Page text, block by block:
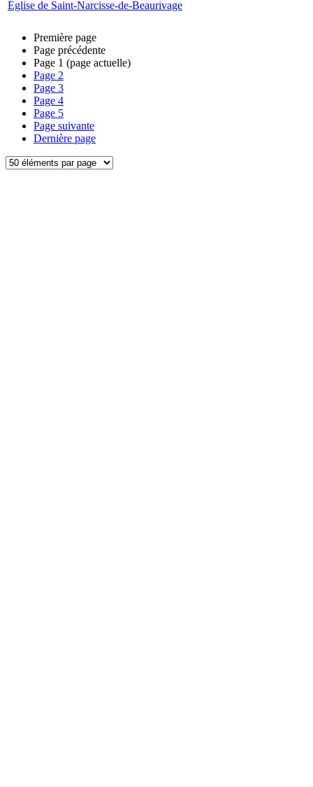
Église de Saint-Narcisse-de-Beaurivage
Première page
Page précédente
Page 1 (page actuelle)
Page 2
Page 3
Page 4
Page 5
Page suivante
Dernière page